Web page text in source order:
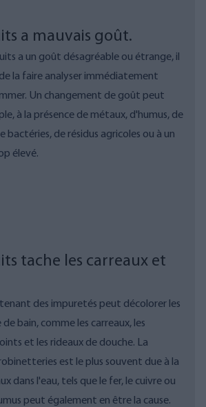
a mauvais goût.
a un goût désagréable ou étrange, il
la faire analyser immédiatement
Un changement de goût peut
à la présence de métaux, d'humus, de
bactéries, de résidus agricoles ou à un
élevé.
tache les carreaux et
des impuretés peut décolorer les
de bain, comme les carreaux, les
et les rideaux de douche. La
est le plus souvent due à la
dans l'eau, tels que le fer, le cuivre ou
peut également en être la cause.